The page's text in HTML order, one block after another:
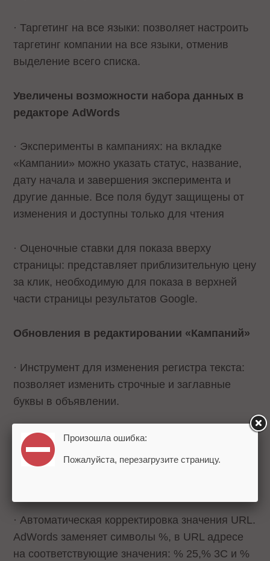
· Таргетинг на все языки: позволяет настроить
таргетинг компании на все языки, отменив
выделение всего списка.
Увеличены возможности набора данных в
редакторе AdWords
· Эксперименты в кампаниях: на вкладке
«Кампании» можно указать статус, название,
дату начала и завершения эксперимента и
другие данные. Все поля будут защищены от
изменения и доступны только для чтения
· Оценочные ставки для показа вверху
страницы: представляет приблизительную цену
за клик, необходимую для показа в верхней
части страницы результатов Google.
Обновления в редактировании «Кампаний»
· Инструмент для изменения регистра текста:
позволяет изменить строчные и заглавные
буквы в объявлении.
· Предотвращает редактирование цены за клик
в группах объявлений и ключевых слов в
компаниях с автоматическим назначением
· Автоматическая корректировка значения URL.
AdWords заменяет символы %, в URL адресе
на соответствующие значения: % 25,% 3C и %
Произошла ошибка:
Пожалуйста, перезагрузите страницу.